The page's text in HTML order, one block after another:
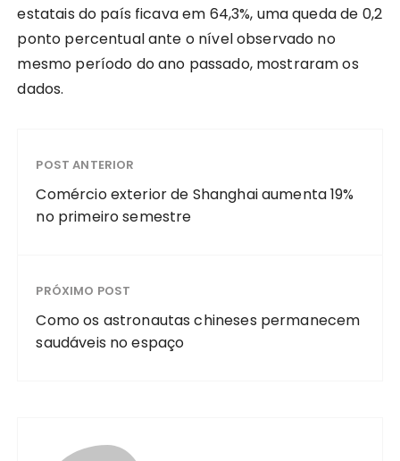
estatais do país ficava em 64,3%, uma queda de 0,2
ponto percentual ante o nível observado no
mesmo período do ano passado, mostraram os
dados.
POST ANTERIOR
Comércio exterior de Shanghai aumenta 19%
no primeiro semestre
PRÓXIMO POST
Como os astronautas chineses permanecem
saudáveis no espaço